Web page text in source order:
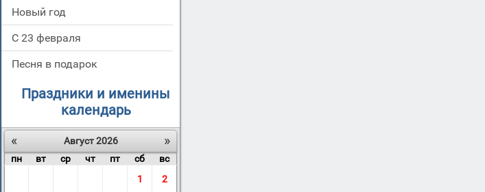
Новый год
С 23 февраля
Песня в подарок
Праздники и именины
календарь
«
»
Август 2026
пн
вт ср чт пт сб
вс
1
2